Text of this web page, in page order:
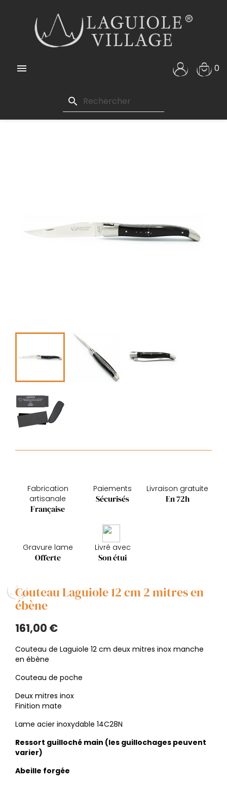
 0
search
Fabrication
artisanale
Française
Paiements
Sécurisés
Livraison gratuite
En 72h
Gravure lame
Offerte
Livré avec
Son étui
Couteau Laguiole 12 cm 2 mitres en
ébène
161,00 €
Couteau de Laguiole 12 cm deux mitres inox manche
en ébène
Couteau de poche
Deux mitres inox
Finition mate
Lame acier inoxydable 14C28N
Ressort guilloché main (les guillochages peuvent
varier)
Abeille forgée